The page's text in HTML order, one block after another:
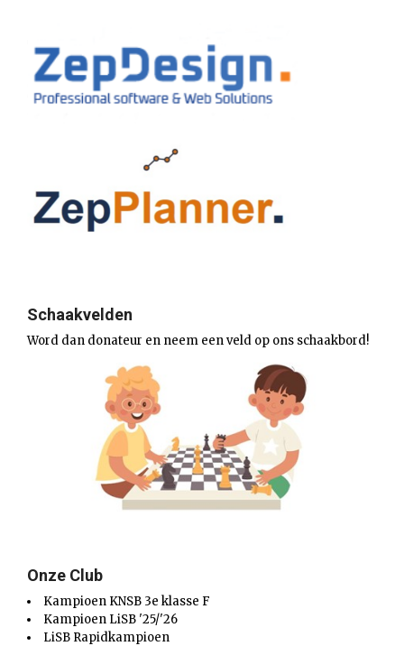
Schaakvelden
Word dan donateur en neem een veld op ons schaakbord!
Onze Club
Kampioen KNSB 3e klasse F
Kampioen LiSB '25/'26
LiSB Rapidkampioen